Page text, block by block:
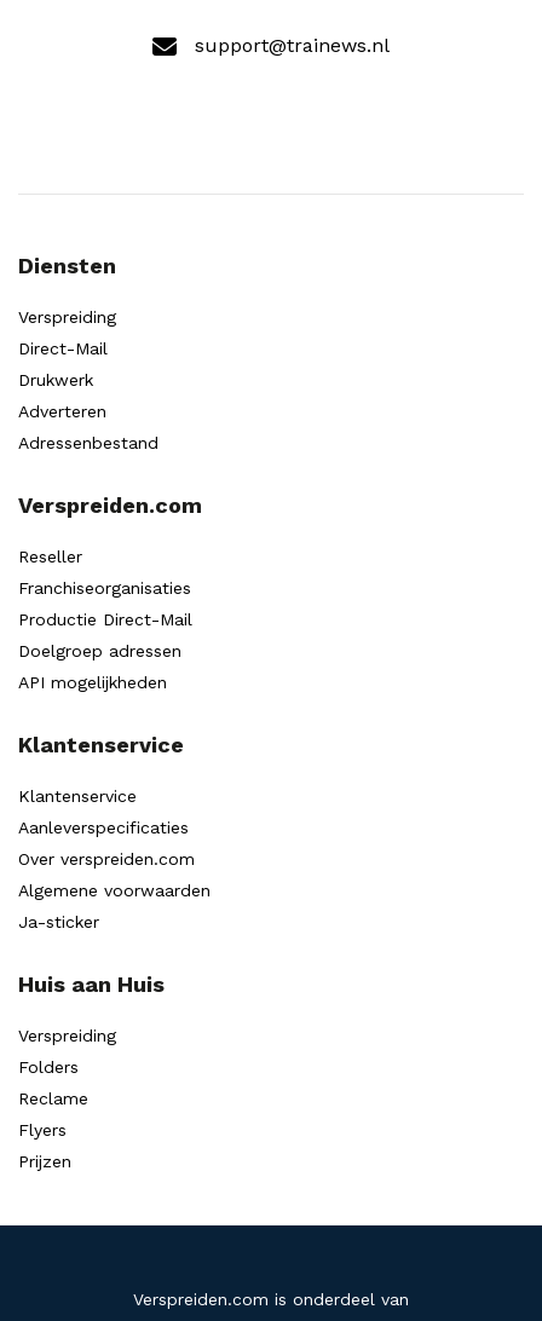
support@trainews.nl
Diensten
Verspreiding
Direct-Mail
Drukwerk
Adverteren
Adressenbestand
Verspreiden.com
Reseller
Franchiseorganisaties
Productie Direct-Mail
Doelgroep adressen
API mogelijkheden
Klantenservice
Klantenservice
Aanleverspecificaties
Over verspreiden.com
Algemene voorwaarden
Ja-sticker
Huis aan Huis
Verspreiding
Folders
Reclame
Flyers
Prijzen
Verspreiden.com is onderdeel van